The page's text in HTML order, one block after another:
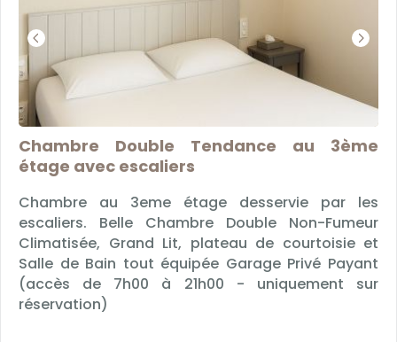
Chambre Double Tendance au 3ème
étage avec escaliers
Chambre au 3eme étage desservie par les
escaliers. Belle Chambre Double Non-Fumeur
Climatisée, Grand Lit, plateau de courtoisie et
Salle de Bain tout équipée Garage Privé Payant
(accès de 7h00 à 21h00 - uniquement sur
réservation)